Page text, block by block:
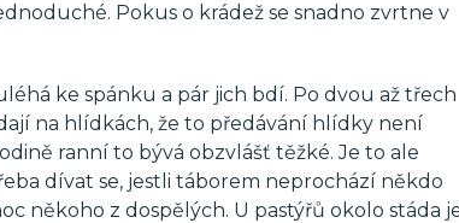
Pokus o krádež se snadno zvrtne v
ke spánku a pár jich bdí. Po dvou až třech
na hlídkách, že to předávání hlídky není
ranní to bývá obzvlášť těžké. Je to ale
dívat se, jestli táborem neprochází někdo
někoho z dospělých. U pastýřů okolo stáda